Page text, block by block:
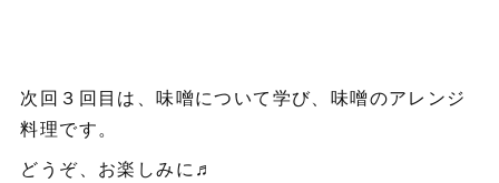
次回３回目は、味噌について学び、味噌のアレンジ
料理です。
どうぞ、お楽しみに♬